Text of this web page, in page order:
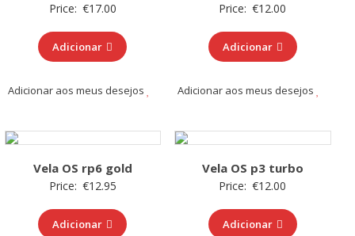
Price: €17.00
Adicionar
Adicionar aos meus desejos
Price: €12.00
Adicionar
Adicionar aos meus desejos
Vela OS rp6 gold
Price: €12.95
Adicionar
Vela OS p3 turbo
Price: €12.00
Adicionar